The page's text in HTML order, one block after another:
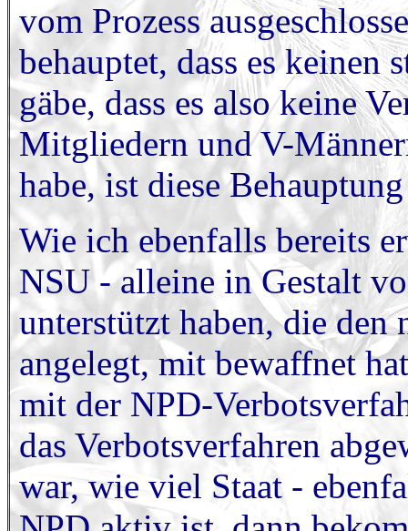
vom Prozess
behauptet, dass es keinen
gäbe, dass es also keine
Mitgliedern und V-
habe, ist diese
Wie ich ebenfalls bereits
NSU - alleine in Gestalt
unterstützt haben, die den
angelegt, mit bewaffnet
mit der NPD-
das Verbotsverfahren
war, wie viel Staat -